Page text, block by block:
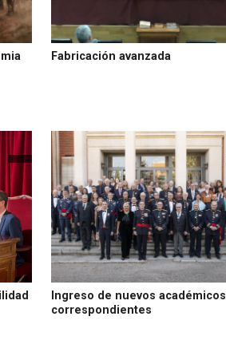
Fabricación avanzada
Ingreso de nuevos académicos
correspondientes